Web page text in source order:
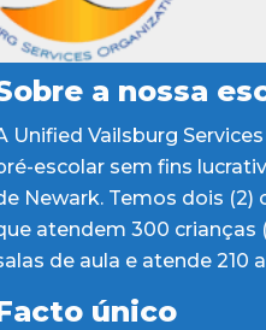
a nossa
Unified Vailsburg
escolar sem fins
Newark. Temos dois (2)
atendem 300 crianças
de aula e atende 210
único